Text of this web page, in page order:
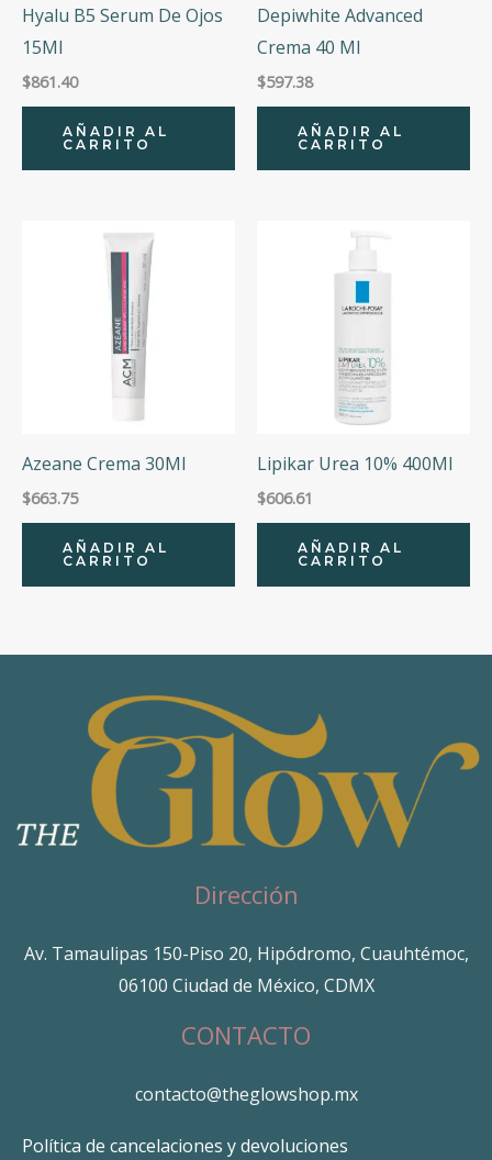
Hyalu B5 Serum De Ojos
15Ml
$861.40
AÑADIR AL
CARRITO
Depiwhite Advanced
Crema 40 Ml
$597.38
AÑADIR AL
CARRITO
Azeane Crema 30Ml
$663.75
AÑADIR AL
CARRITO
Lipikar Urea 10% 400Ml
$606.61
AÑADIR AL
CARRITO
Dirección
Av. Tamaulipas 150-Piso 20, Hipódromo, Cuauhtémoc,
06100 Ciudad de México, CDMX
CONTACTO
contacto@theglowshop.mx
Política de cancelaciones y devoluciones